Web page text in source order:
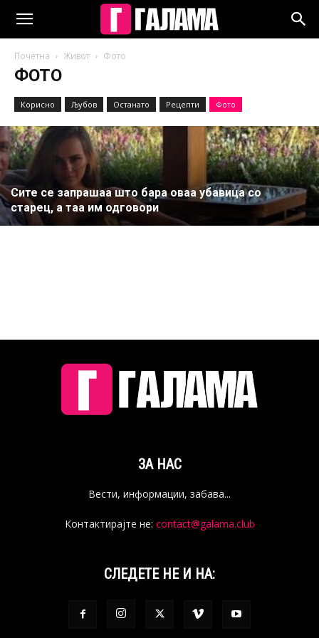
Почетна Живот Фото
ФОТО
Корисно Љубов Останато Рецепти Фото
Сите се запрашаа што бара оваа убавица со
старец, а таа им одговори
ЗА НАС
Вести, информации, забава...
Контактирајте не: contact@galama.club
СЛЕДЕТЕ НЕ И НА: